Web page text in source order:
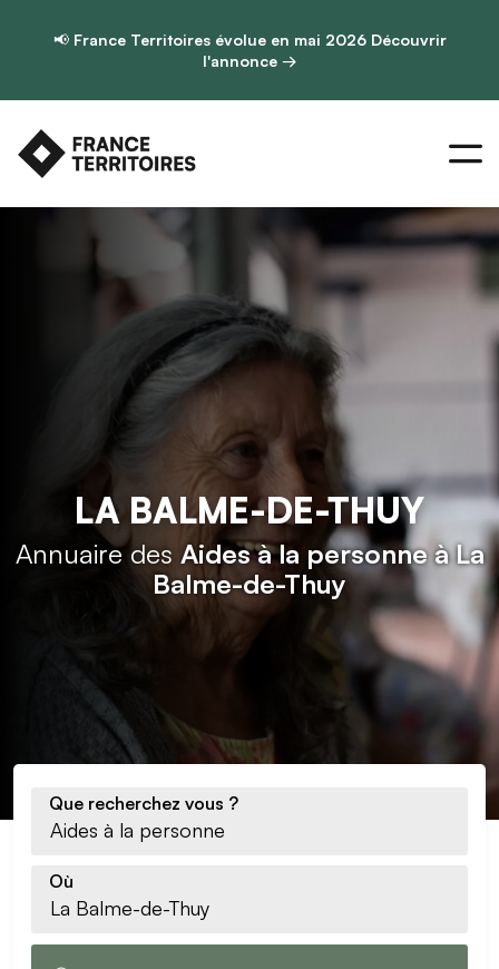
📢 France Territoires évolue en mai 2026 Découvrir
l'annonce →
LA BALME-DE-THUY
Annuaire des Aides à la personne à La
Balme-de-Thuy
Que recherchez vous ?
Où